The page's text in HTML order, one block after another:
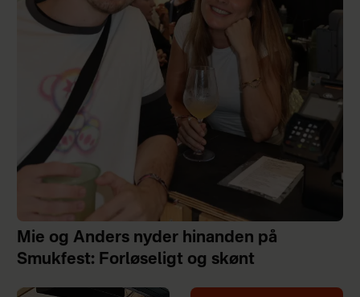
Mie og Anders nyder hinanden på
Smukfest: Forløseligt og skønt